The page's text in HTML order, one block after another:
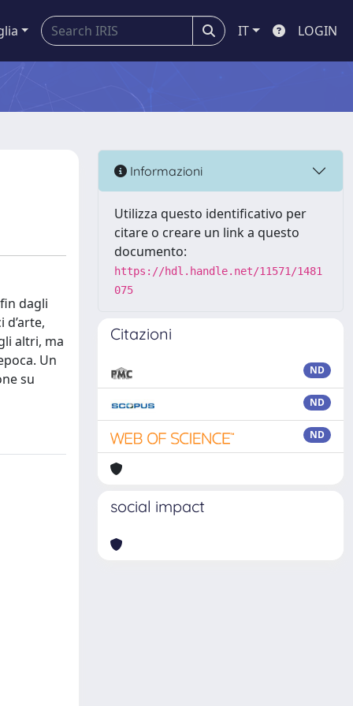
IT LOGIN
dagli
altri, ma
Un
su
Informazioni
Utilizza questo identificativo per
citare o creare un link a questo
documento:
https://hdl.handle.net/11571/1481
075
Citazioni
ND
ND
ND
social impact